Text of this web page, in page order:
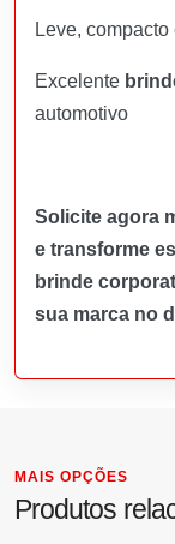
Leve,
Excelente
automotivo
Solicite agora
e transforme
brinde
sua marca no
MAIS OPÇÕES
Produtos